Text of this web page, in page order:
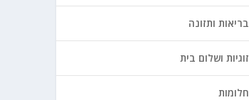
בריאות ותזונה
זוגיות ושלום בית
חלומות